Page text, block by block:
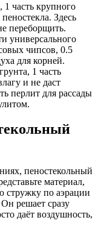
1 часть крупного
Здесь
переборщить.
универсального
чипсов, 0.5
для корней.
1 часть
и не даст
перлит для рассады
пеностекольный
материал,
стружку по аэрации
решает сразу
даёт воздушность,